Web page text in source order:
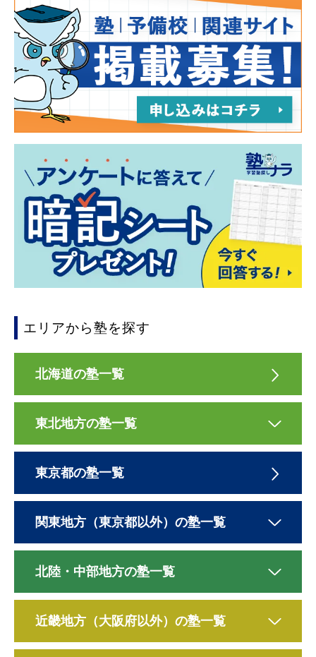
エリアから塾を探す
北海道の塾一覧
東北地方の塾一覧
東京都の塾一覧
関東地方（東京都以外）の塾一覧
北陸・中部地方の塾一覧
近畿地方（大阪府以外）の塾一覧